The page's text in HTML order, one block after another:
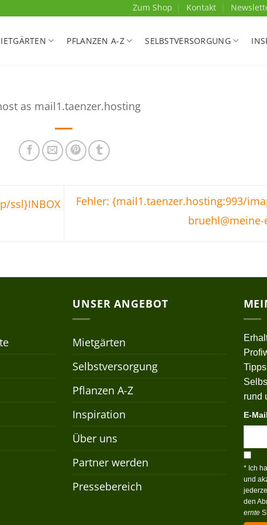
Zum Shop Kontakt
PFLANZEN A-Z SELBSTVERSORGUNG
as mail1.taenzer.hosting
ssl}INBOX
Fehler: {mail1.taenzer.hosting:993/
UNSER ANGEBOT
Mietgärten
Selbstversorgung
Pflanzen A-Z
Inspiration
Über uns
Partner werden
Pressebereich
rund
E-
* Ich
und
den
ernte